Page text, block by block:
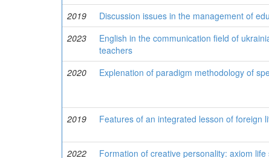
2019 Discussion issues in the management of
2023
English in the communication field of
teachers
2020
Explenation of paradigm methodology of
2019
Features of an integrated lesson of foreign
2022
Formation of creative personality: axiom life